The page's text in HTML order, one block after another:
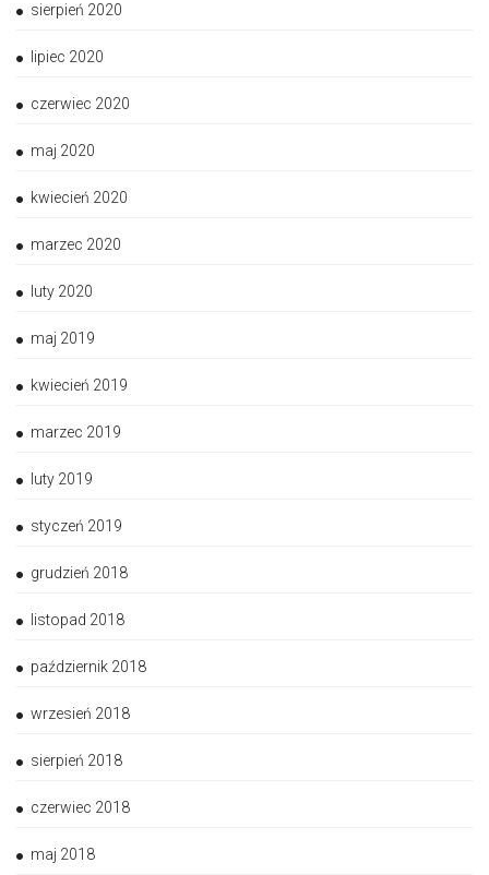
sierpień 2020
lipiec 2020
czerwiec 2020
maj 2020
kwiecień 2020
marzec 2020
luty 2020
maj 2019
kwiecień 2019
marzec 2019
luty 2019
styczeń 2019
grudzień 2018
listopad 2018
październik 2018
wrzesień 2018
sierpień 2018
czerwiec 2018
maj 2018